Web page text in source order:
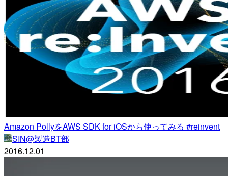
Amazon PollyをAWS SDK for iOSから使ってみる #reinvent
SIN@製造BT部
2016.12.01